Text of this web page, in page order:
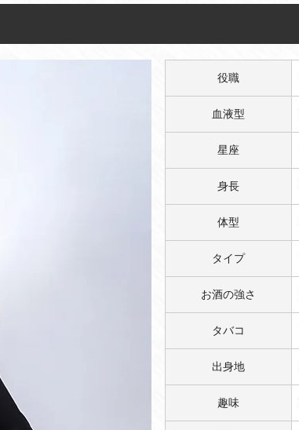
役職
血液型
星座
身長
体型
タイプ
お酒の強さ
タバコ
出身地
趣味